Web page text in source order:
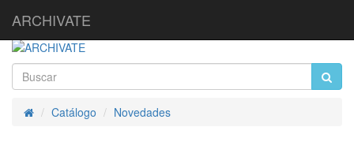
ARCHIVATE
InicioCatálogo Novedades